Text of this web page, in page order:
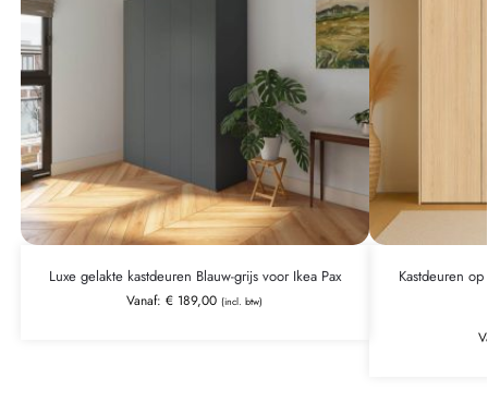
Luxe gelakte kastdeuren Blauw-grijs voor Ikea Pax
Vanaf:€ 189,00 (incl. btw)
Kastdeuren